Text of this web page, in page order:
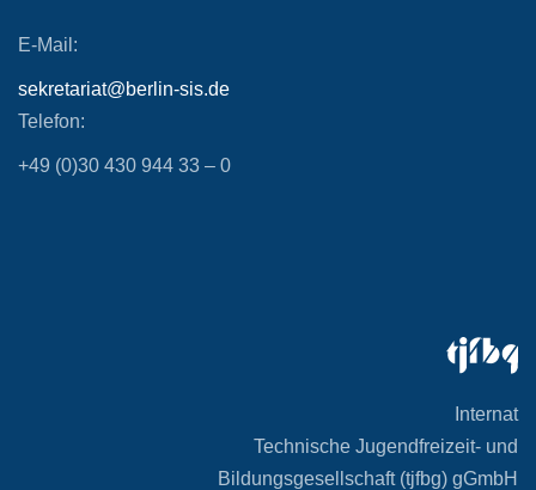
E-Mail:
sekretariat@berlin-sis.de
Telefon:
+49 (0)30 430 944 33 – 0
Internat
Technische Jugendfreizeit- und
Bildungsgesellschaft (tjfbg) gGmbH